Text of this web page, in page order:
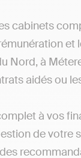
cabinets
et
Nord, à
aidés ou
à vos
de votre